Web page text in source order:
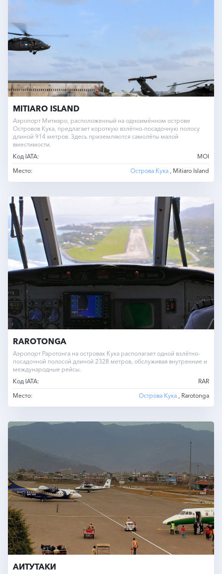
MITIARO ISLAND
Аэропорт Митиаро, расположенный на одноимённом острове
Островов Кука, предлагает короткую взлётно-посадочную полосу
длиной 914 метров. Здесь приземляются самолёты малой
вместимости.
Код IATA:
MOI
Место:
Острова Кука , Mitiaro Island
RAROTONGA
Аэропорт Раротонга на островах Кука располагает одной взлётно-
посадочной полосой длиной 2328 метров, обслуживая внутренние и
международные рейсы.
Код IATA:
RAR
Место:
Острова Кука , Rarotonga
АИТУТАКИ